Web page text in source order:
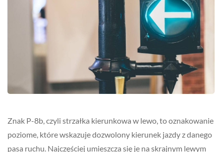
Znak P-8b, czyli strzałka kierunkowa w lewo, to oznakowanie
poziome, które wskazuje dozwolony kierunek jazdy z danego
pasa ruchu. Najczęściej umieszcza się je na skrajnym lewym